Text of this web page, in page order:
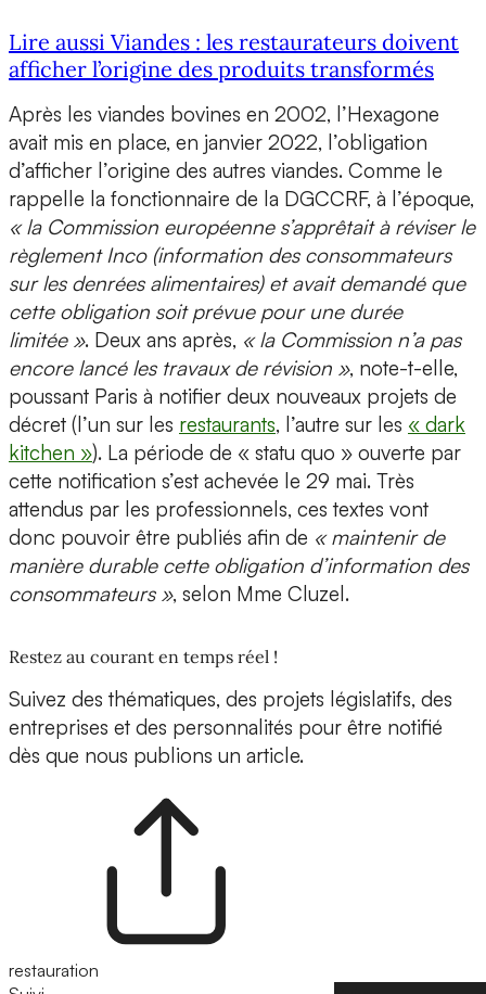
Lire aussi Viandes : les restaurateurs doivent
afficher l’origine des produits transformés
Après les viandes bovines en 2002, l’Hexagone
avait mis en place, en janvier 2022, l’obligation
d’afficher l’origine des autres viandes. Comme le
rappelle la fonctionnaire de la DGCCRF, à l’époque,
« la Commission européenne s’apprêtait à réviser le
règlement Inco (information des consommateurs
sur les denrées alimentaires) et avait demandé que
cette obligation soit prévue pour une durée
limitée ». Deux ans après, « la Commission n’a pas
encore lancé les travaux de révision », note-t-elle,
poussant Paris à notifier deux nouveaux projets de
décret (l’un sur les restaurants, l’autre sur les « dark
kitchen »). La période de « statu quo » ouverte par
cette notification s’est achevée le 29 mai. Très
attendus par les professionnels, ces textes vont
donc pouvoir être publiés afin de « maintenir de
manière durable cette obligation d’information des
consommateurs », selon Mme Cluzel.
Restez au courant en temps réel !
Suivez des thématiques, des projets législatifs, des
entreprises et des personnalités pour être notifié
dès que nous publions un article.
restauration